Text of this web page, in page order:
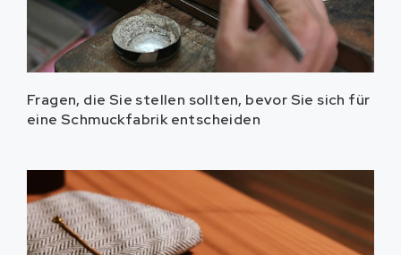
Fragen, die Sie stellen sollten, bevor Sie sich für
eine Schmuckfabrik entscheiden